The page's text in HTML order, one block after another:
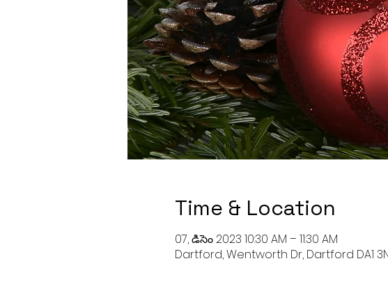
Time & Location
07, డిసెం 2023 10:30 AM – 11:30 AM
Dartford, Wentworth Dr, Dartford DA1